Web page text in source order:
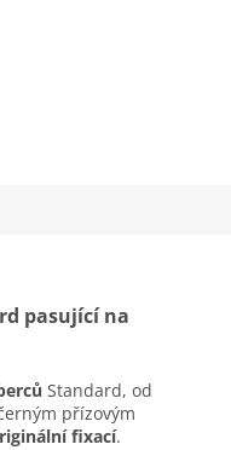
pasující na
Standard, od
přízovým
fixací.